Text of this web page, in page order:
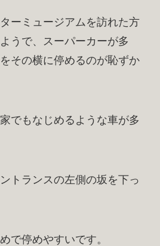
ーミュージアムを訪れた方
うで、スーパーカーが多
その横に停めるのが恥ずか
でもなじめるような車が多
トランスの左側の坂を下っ
で停めやすいです。